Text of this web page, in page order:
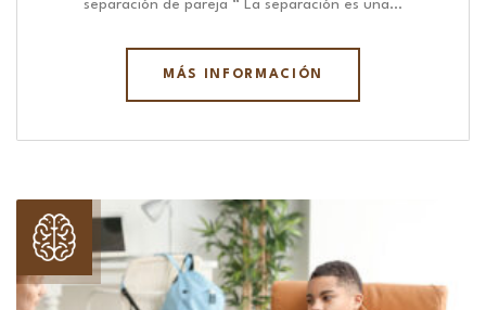
separación de pareja “ La separación es una…
MÁS INFORMACIÓN